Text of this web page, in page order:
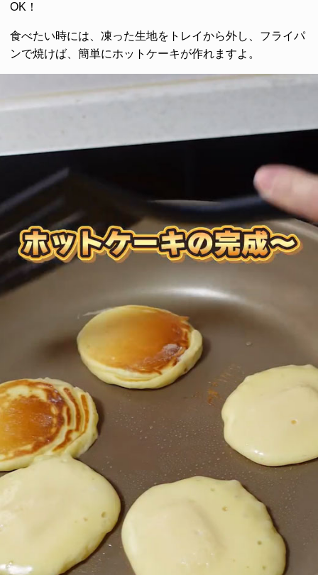
OK！
食べたい時には、凍った生地をトレイから外し、フライパ
ンで焼けば、簡単にホットケーキが作れますよ。